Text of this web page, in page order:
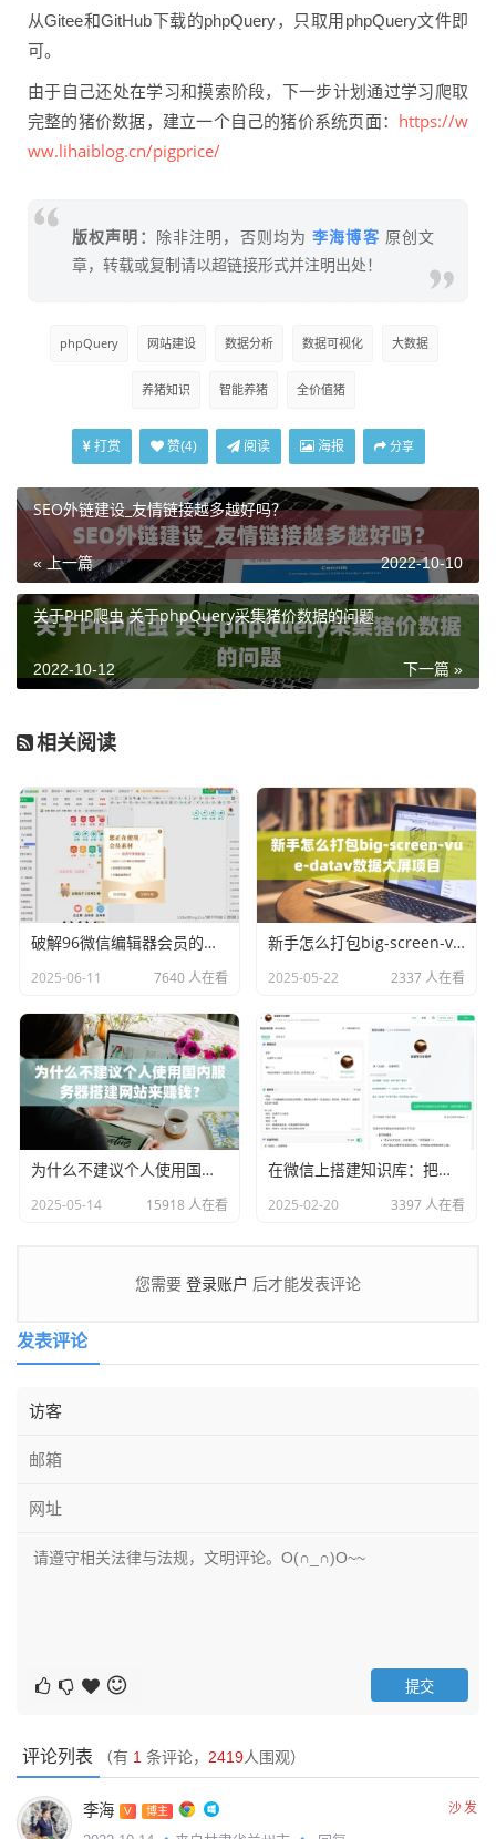
从Gitee和GitHub下载的phpQuery，只取用phpQuery文件即
可。
由于自己还处在学习和摸索阶段，下一步计划通过学习爬取
完整的猪价数据，建立一个自己的猪价系统页面： https://w
ww.lihaiblog.cn/pigprice/
版权声明： 除非注明，否则均为 李海博客 原创文
章，转载或复制请以超链接形式并注明出处！
phpQuery 网站建设 数据分析 数据可视化 大数据
养猪知识 智能养猪 全价值猪
打赏 赞(4) 阅读 海报 分享
SEO外链建设_友情链接越多越好吗？
« 上一篇 2022-10-10
关于PHP爬虫 关于phpQuery采集猪价数据的问题
下一篇 »
2022-10-12
相关阅读
破解96微信编辑器会员的方法，会员样式任性用！
2025-06-11 7640 人在看
新手怎么打包big-screen-vue-datav数据大屏项目
2025-05-22 2337 人在看
为什么不建议个人使用国内服务器搭建网站来赚钱？
2025-05-14 15918 人在看
在微信上搭建知识库：把文件变成你的知识机器人
2025-02-20 3397 人在看
您需要 登录账户 后才能发表评论
发表评论
评论列表 （有 1 条评论， 2419人围观）
李海 V 博主 沙发